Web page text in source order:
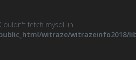
fetch mysqli in
witraze/witrazeinfo2018/